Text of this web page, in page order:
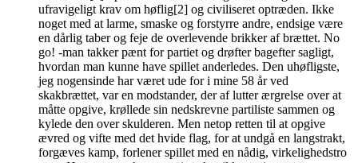
ufravigeligt krav om høflig[2] og civiliseret optræden. Ikke
noget med at larme, smaske og forstyrre andre, endsige være
en dårlig taber og feje de overlevende brikker af brættet. No
go! -man takker pænt for partiet og drøfter bagefter sagligt,
hvordan man kunne have spillet anderledes. Den uhøfligste,
jeg nogensinde har været ude for i mine 58 år ved
skakbrættet, var en modstander, der af lutter ærgrelse over at
måtte opgive, krøllede sin nedskrevne partiliste sammen og
kylede den over skulderen. Men netop retten til at opgive
ævred og vifte med det hvide flag, for at undgå en langstrakt,
forgæves kamp, forlener spillet med en nådig, virkelighedstro